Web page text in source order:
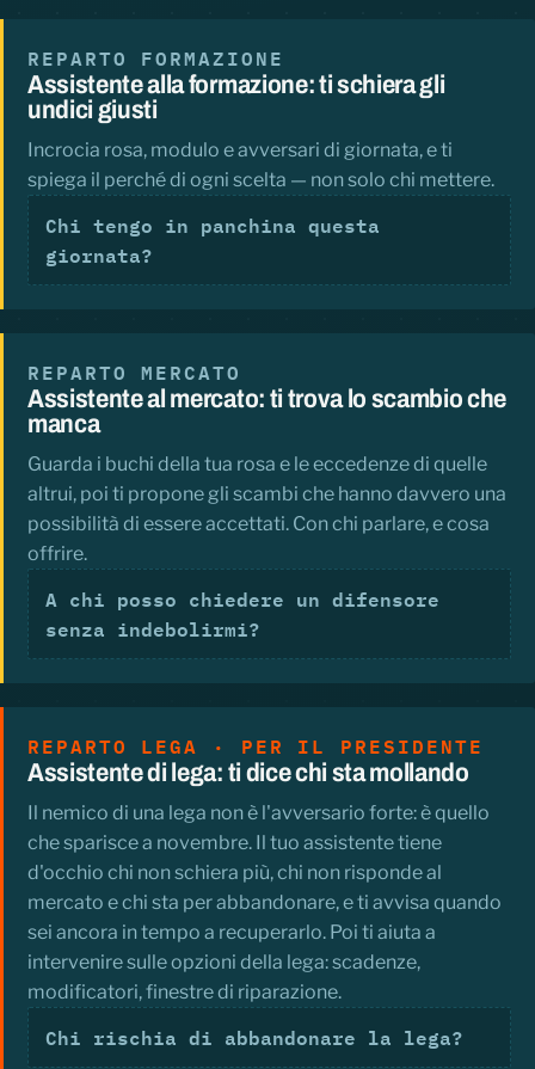
REPARTO FORMAZIONE
Assistente alla formazione: ti schiera gli
undici giusti
Incrocia rosa, modulo e avversari di giornata, e ti
spiega il perché di ogni scelta — non solo chi mettere.
Chi tengo in panchina questa
giornata?
REPARTO MERCATO
Assistente al mercato: ti trova lo scambio che
manca
Guarda i buchi della tua rosa e le eccedenze di quelle
altrui, poi ti propone gli scambi che hanno davvero una
possibilità di essere accettati. Con chi parlare, e cosa
offrire.
A chi posso chiedere un difensore
senza indebolirmi?
REPARTO LEGA · PER IL PRESIDENTE
Assistente di lega: ti dice chi sta mollando
Il nemico di una lega non è l'avversario forte: è quello
che sparisce a novembre. Il tuo assistente tiene
d'occhio chi non schiera più, chi non risponde al
mercato e chi sta per abbandonare, e ti avvisa quando
sei ancora in tempo a recuperarlo. Poi ti aiuta a
intervenire sulle opzioni della lega: scadenze,
modificatori, finestre di riparazione.
Chi rischia di abbandonare la lega?